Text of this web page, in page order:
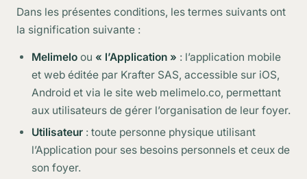
Description des services
Création de compte et accès
Tarification et abonnement
Obligations de l’utilisateur
Propriété du contenu
Propriété intellectuelle
Données personnelles et vie privée
Dans les présentes conditions, les termes suivants ont
la signification suivante :
Melimelo ou « l’Application » : l’application mobile
et web éditée par Krafter SAS, accessible sur iOS,
Android et via le site web melimelo.co, permettant
aux utilisateurs de gérer l’organisation de leur foyer.
Utilisateur : toute personne physique utilisant
l’Application pour ses besoins personnels et ceux de
son foyer.